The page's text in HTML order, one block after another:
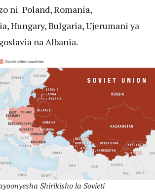
ni Poland, Romania,
Hungary, Bulgaria, Ujerumani ya
na Albania.
Shirikisho la Sovieti